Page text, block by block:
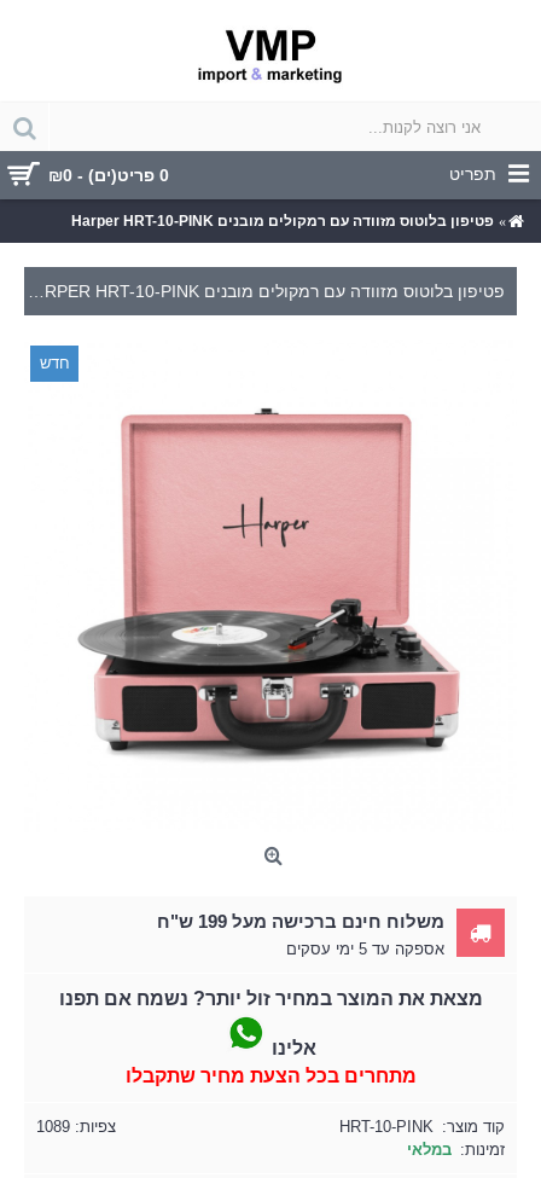
0 פריט(ים) - ₪0 תפריט
פטיפון בלוטוס מזוודה עם רמקולים מובנים Harper HRT-10-PINK
חדש
משלוח חינם ברכישה מעל 199 ש"ח
אספקה עד 5 ימי עסקים
מצאת את המוצר במחיר זול יותר? נשמח אם תפנו
אלינו
מתחרים בכל הצעת מחיר שתקבלו
צפיות: 1089 קוד מוצר: HRT-10-PINK
זמינות: במלאי